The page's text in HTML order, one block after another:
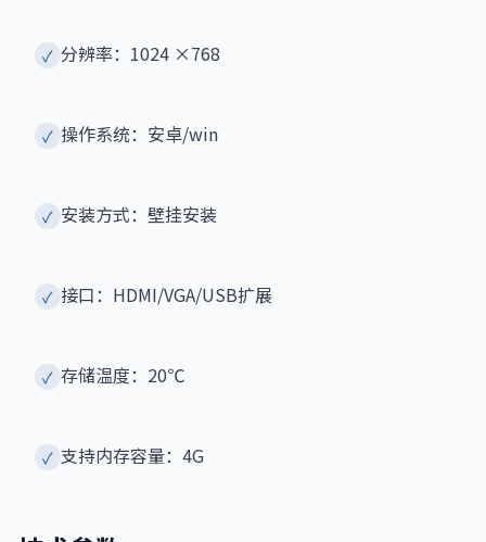
✓ 分辨率：1024 ×768
✓ 操作系统：安卓/win
✓ 安装方式：壁挂安装
✓ 接口：HDMI/VGA/USB扩展
✓ 存储温度：20℃
✓ 支持内存容量：4G